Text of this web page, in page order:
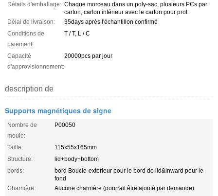
Détails d'emballage: Chaque morceau dans un poly-sac, plusieurs PCs par
carton, carton intérieur avec le carton pour prot
Délai de livraison:
35days après l'échantillon confirmé
Conditions de
paiement:
T / T, L / C
Capacité
d'approvisionnement:
20000pcs par jour
description de
Supports magnétiques de signe
Nombre de
moule:
P00050
Taille:
115x55x165mm
Structure:
lid+body+bottom
bords:
bord Boucle-extérieur pour le bord de lid&inward pour le
fond
Charnière:
Aucune charnière (pourrait être ajouté par demande)